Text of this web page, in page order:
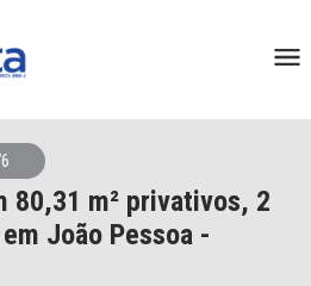
80,31 m² privativos, 2
em João Pessoa -